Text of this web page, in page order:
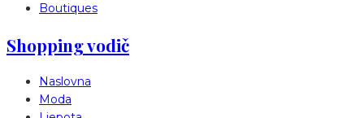
Boutiques
Shopping vodič
Naslovna
Moda